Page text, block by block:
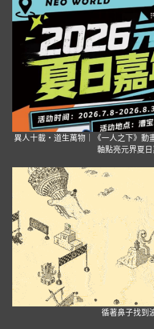
異人十載・道生萬物｜《一人之下》動
軸點亮元界夏
循著鼻子找到